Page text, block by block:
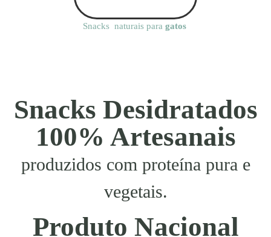
Snacks naturais para gatos
Snacks Desidratados
100% Artesanais
produzidos com proteína pura e
vegetais.
Produto Nacional